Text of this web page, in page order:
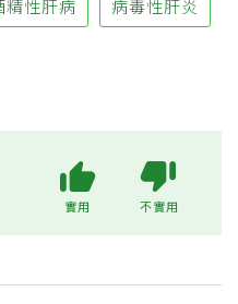
精性肝病 病毒性肝炎
實用 不實用